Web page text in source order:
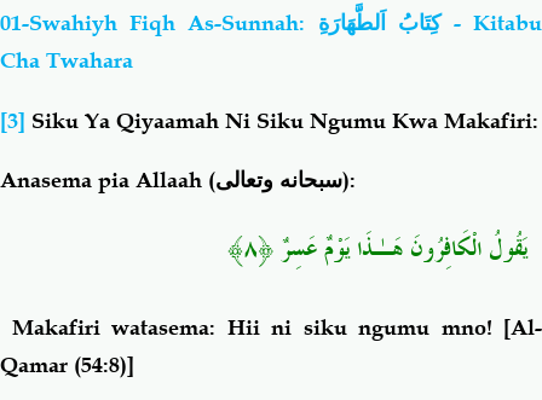
01-Swahiyh Fiqh As-Sunnah: كِتَابُ اَلطَّهَارَةِ- Kitabu
Cha Twahara
[3] Siku Ya Qiyaamah Ni Siku Ngumu Kwa Makafiri:
Anasema pia Allaah (سبحانه وتعالى):
يَقُولُ الْكَافِرُونَ هَـٰذَا يَوْمٌ عَسِرٌ ﴿٨﴾
Makafiri watasema: Hii ni siku ngumu mno! [Al-
Qamar (54:8)]